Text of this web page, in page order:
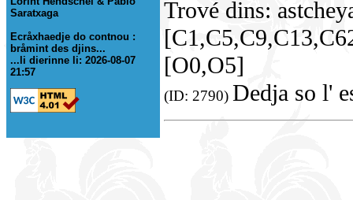
Saratxaga
Ecråxhaedje do contnou :
bråmint des djins...
...li dierinne li: 2026-08-07
21:57
Trové dins:
[O0,O5]
(ID: 2790) Dedja so l'